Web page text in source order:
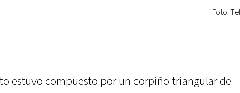
Foto:
estuvo compuesto por un corpiño triangular de